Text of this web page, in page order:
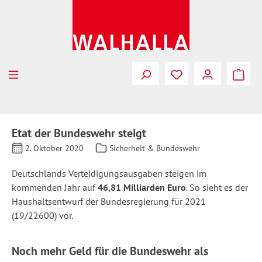
Etat der Bundeswehr steigt
2. Oktober 2020 Sicherheit & Bundeswehr
Deutschlands Verteidigungsausgaben steigen im
kommenden Jahr auf46,81 Milliarden Euro. So sieht es der
Haushaltsentwurf der Bundesregierung für 2021
(19/22600) vor.
Noch mehr Geld für die Bundeswehr als